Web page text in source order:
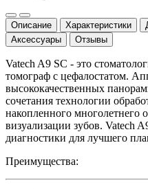
Описание Характеристики
Аксессуары
Отзывы
Vatech A9 SC - это
томограф с цефалостатом.
высококачественных
сочетания технологии
накопленного многолетнего
визуализации зубов. Vatech
диагностики для лучшего
Преимущества: